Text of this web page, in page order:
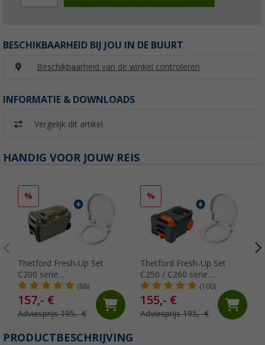
BESCHIKBAARHEID BIJ JOU IN DE BUURT
Beschikbaarheid van de winkel controleren
INFORMATIE & DOWNLOADS
Vergelijk dit artikel
HANDIG VOOR JOUW REIS
%
Thetford Fresh-Up Set
C200 serie
toiletbehandelingsset 2
stuks
(88)
157,- €
Adviesprijs 195,- €
%
Thetford Fresh-Up Set
C250 / C260 serie
Toiletbehandelingsset 2
stuks
(100)
155,- €
Adviesprijs 195,- €
PRODUCTBESCHRIJVING